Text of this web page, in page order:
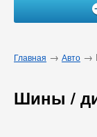
Главная → Авто →
Шины /